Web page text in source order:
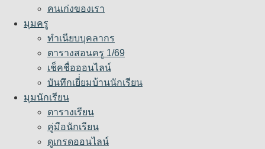
คนเก่งของเรา
มุมครู
ทำเนียบบุคลากร
ตารางสอนครู 1/69
เช็คชื่อออนไลน์
บันทึกเยี่่ยมบ้านนักเรียน
มุมนักเรียน
ตารางเรียน
คู่มือนักเรียน
ดูเกรดออนไลน์